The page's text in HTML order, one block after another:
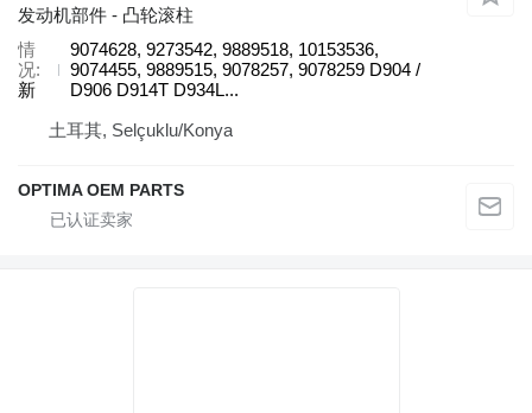
发动机部件 - 凸轮滚柱
情
况
新
9074628, 9273542, 9889518, 10153536,
9074455, 9889515, 9078257, 9078259 D904 /
D906 D914T D934L...
土耳其, Selçuklu/Konya
OPTIMA OEM PARTS